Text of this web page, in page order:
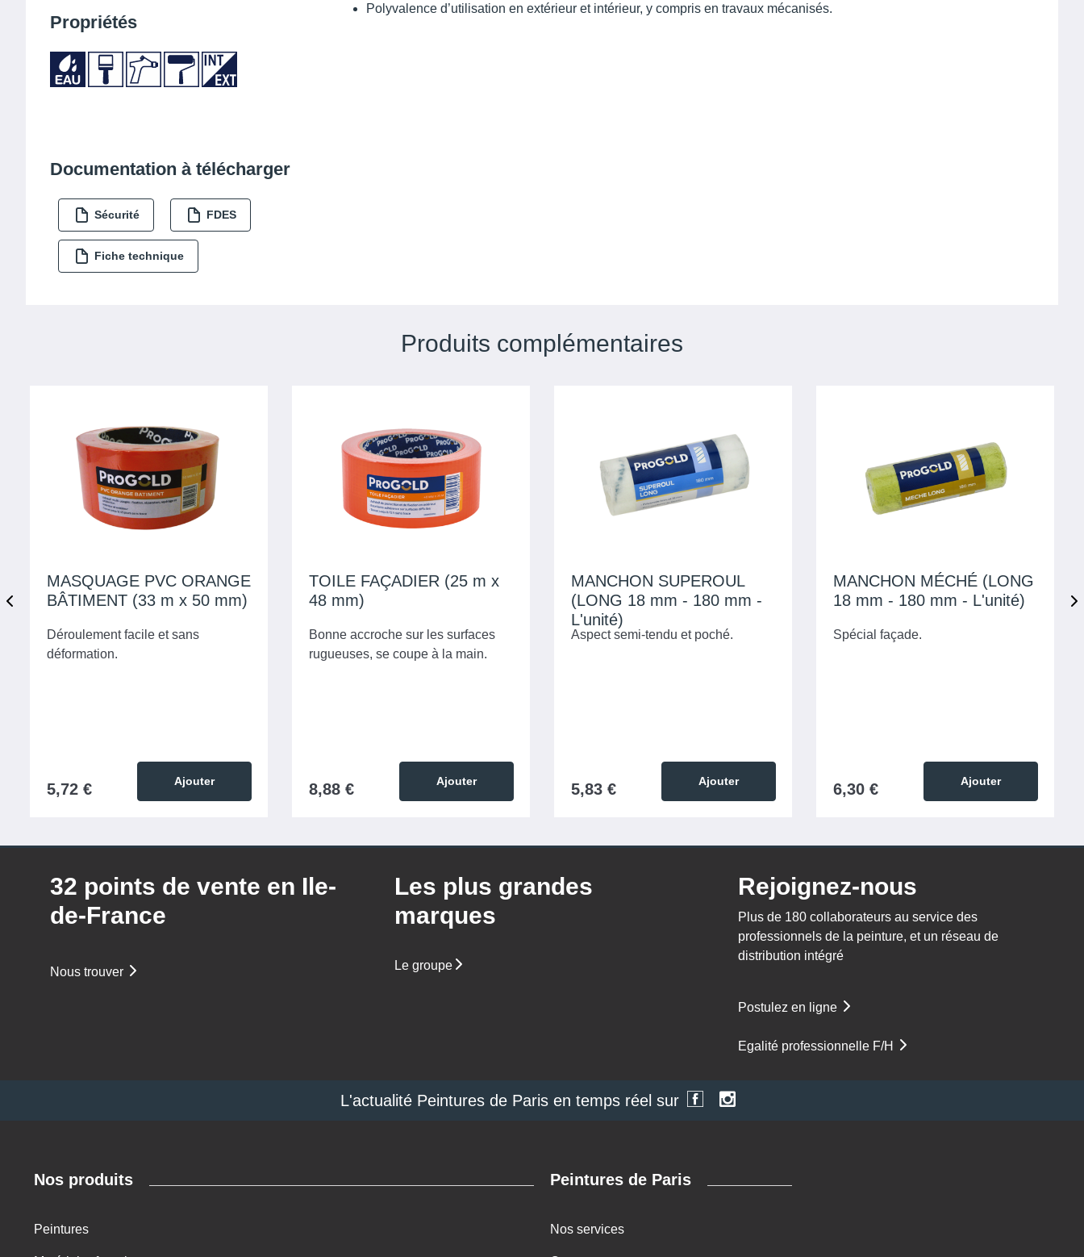
Propriétés
Documentation à télécharger
Sécurité FDES
Fiche technique
Polyvalence d’utilisation en extérieur et intérieur, y compris en travaux mécanisés.
Produits complémentaires
MASQUAGE PVC ORANGE
BÂTIMENT (33 m x 50 mm)
Déroulement facile et sans
déformation.
5,72 € Ajouter
TOILE FAÇADIER (25 m x
48 mm)
Bonne accroche sur les surfaces
rugueuses, se coupe à la main.
8,88 € Ajouter
MANCHON SUPEROUL
(LONG 18 mm - 180 mm -
L'unité)
Aspect semi-tendu et poché.
5,83 € Ajouter
MANCHON MÉCHÉ (LONG
18 mm - 180 mm - L'unité)
Spécial façade.
6,30 € Ajouter
32 points de vente en Ile-
de-France
Nous trouver
Les plus grandes
marques
Le groupe
Rejoignez-nous
Plus de 180 collaborateurs au service des
professionnels de la peinture, et un réseau de
distribution intégré
Postulez en ligne
Egalité professionnelle F/H
L'actualité Peintures de Paris en temps réel sur
Nos produits
Peintures
Peintures de Paris
Nos services